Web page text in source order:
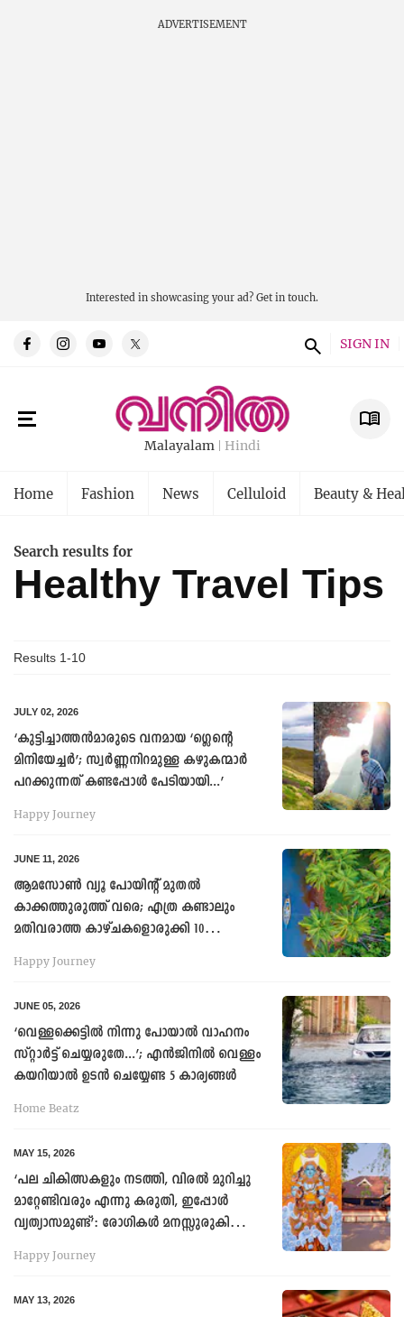
ADVERTISEMENT
Interested in showcasing your ad? Get in touch.
SIGN IN
Malayalam Hindi
Home Fashion News Celluloid Beauty &
Search results for
Healthy Travel Tips
Results 1-10
JULY 02, 2026
‘കുട്ടിച്ചാത്തൻമാരുടെ വനമായ ‘ഗ്ലെന്റെ
മിനിയേച്ചര്‍’; സ്വർണ്ണനിറമുള്ള കഴുകന്മാർ
പറക്കുന്നത് കണ്ടപ്പോൾ പേടിയായി...’
Happy Journey
JUNE 11, 2026
ആമസോൺ വ്യൂ പോയിന്റ് മുതല്‍
കാക്കത്തുരുത്ത് വരെ; എത്ര കണ്ടാലും
മതിവരാത്ത കാഴ്ചകളൊരുക്കി 10
Happy Journey
JUNE 05, 2026
‘വെള്ളക്കെട്ടിൽ നിന്നു പോയാൽ വാഹനം
സ്റ്റാർട്ട് ചെയ്യരുതേ...’; എൻജിനിൽ വെള്ളം
കയറിയാൽ ഉടൻ ചെയ്യേണ്ട 5 കാര്യങ്ങൾ
Home Beatz
MAY 15, 2026
‘പല ചികിത്സകളും നടത്തി, വിരൽ മുറിച്ചു
മാറ്റേണ്ടിവരും എന്നു കരുതി, ഇപ്പോൾ
വ്യത്യാസമുണ്ട്’: രോഗികള്‍ മനസ്സുരുകി
ക്ഷേത്രത്തിലേക്ക്...
Happy Journey
MAY 13, 2026